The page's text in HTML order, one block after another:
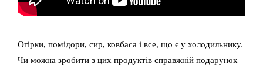
Огірки, помідори, сир, ковбаса і все, що є у холодильнику.
Чи можна зробити з цих продуктів справжній подарунок